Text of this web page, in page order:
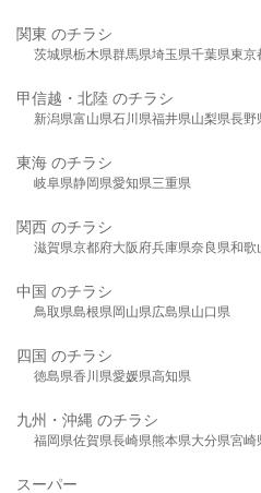
関東 のチラシ
茨城県栃木県群馬県埼玉県千葉県東京
甲信越・北陸 のチラシ
新潟県富山県石川県福井県山梨県長野
東海 のチラシ
岐阜県静岡県愛知県三重県
関西 のチラシ
滋賀県京都府大阪府兵庫県奈良県和歌
中国 のチラシ
鳥取県島根県岡山県広島県山口県
四国 のチラシ
徳島県香川県愛媛県高知県
九州・沖縄 のチラシ
福岡県佐賀県長崎県熊本県大分県宮崎
スーパー